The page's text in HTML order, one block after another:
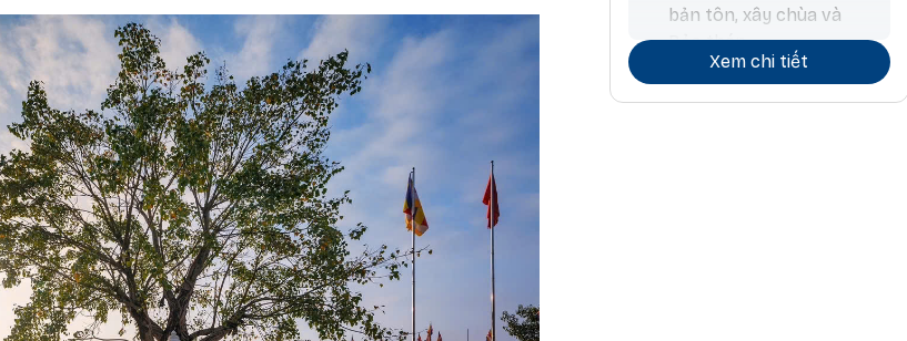
bản tôn, xây chùa và
Bảo tháp
Tiến hành hoạt động
thương mại và ký kết
Xem chi tiết